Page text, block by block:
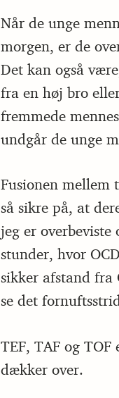
Når de unge
morgen, er de
Det kan også
fra en høj bro
fremmede
undgår de unge
Fusionen mellem
så sikre på, at
jeg er
stunder, hvor
sikker afstand fra
se det
TEF, TAF og
dækker over.